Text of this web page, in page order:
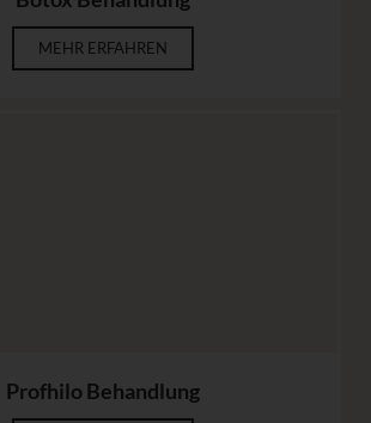
MEHR ERFAHREN
Profhilo Behandlung